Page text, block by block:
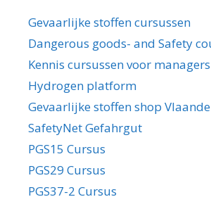
Gevaarlijke stoffen cursussen
Dangerous goods- and Safety
Kennis cursussen voor managers
Hydrogen platform
Gevaarlijke stoffen shop
SafetyNet Gefahrgut
PGS15 Cursus
PGS29 Cursus
PGS37-2 Cursus